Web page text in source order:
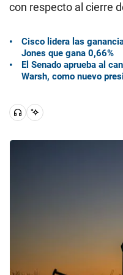
con respecto al cierre
Cisco lidera las
Jones que gana 0,66%
El Senado aprueba al
Warsh, como nuevo